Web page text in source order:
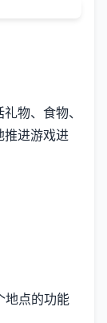
物、食物、
推进游戏进
地点的功能